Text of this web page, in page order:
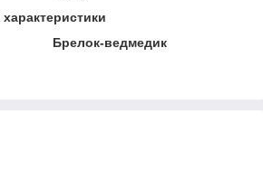
Брелок-ведмедик